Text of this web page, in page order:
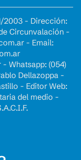
2003 - Dirección:
Circunvalación -
- Email:
- Whatsapp: (054)
Dellazoppa -
- Editor Web:
del medio -